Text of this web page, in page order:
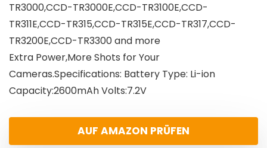
TR3000,CCD-TR3000E,CCD-TR3100E,CCD-
TR311E,CCD-TR315,CCD-TR315E,CCD-TR317,CCD-
TR3200E,CCD-TR3300 and more
Extra Power,More Shots for Your
Cameras.Specifications: Battery Type: Li-ion
Capacity:2600mAh Volts:7.2V
AUF AMAZON PRÜFEN